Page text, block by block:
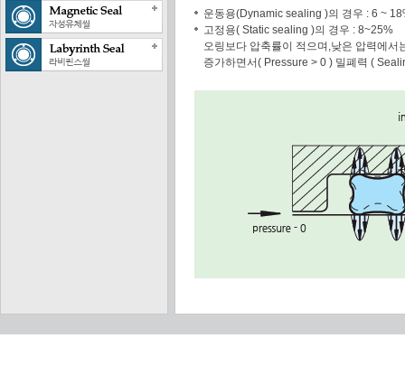
운동용(Dynamic sealing )의 경우 : 6 ~
고정용( Static sealing )의 경우 : 8~25%
오링보다 압축률이 적으며,낮은 압력에
증가하면서( Pressure > 0 ) 밀폐력 (